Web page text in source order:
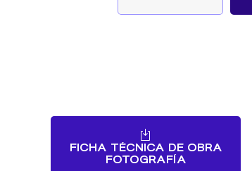
FICHA TÉCNICA DE OBRA
FOTOGRAFÍA